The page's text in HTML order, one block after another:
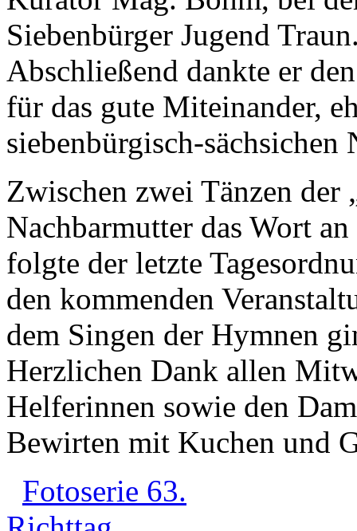
Siebenbürger Jugend
Abschließend dankte er
für das gute Miteinander,
siebenbürgisch-sächsichen
Zwischen zwei Tänzen der
Nachbarmutter das Wort
folgte der letzte
den kommenden
dem Singen der Hymnen
Herzlichen Dank allen
Helferinnen sowie den
Bewirten mit Kuchen und
Fotoserie 63.